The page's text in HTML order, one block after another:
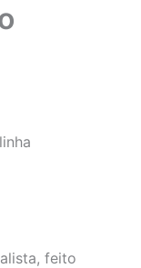
feito